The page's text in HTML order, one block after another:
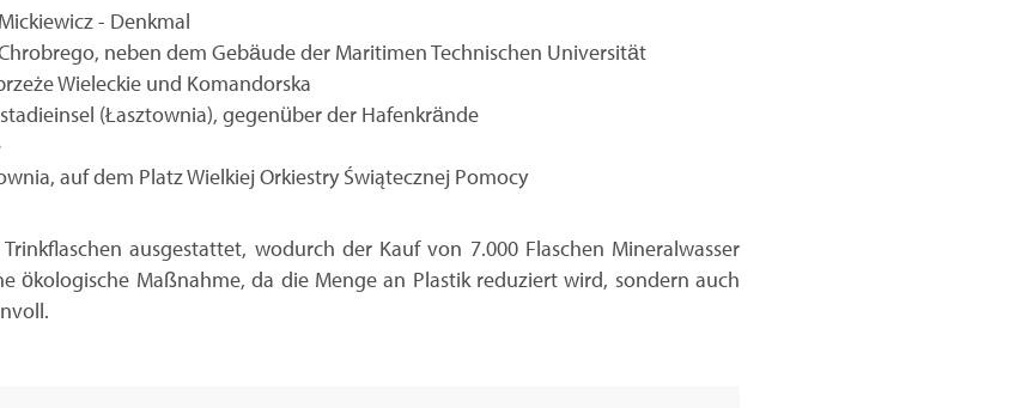
- Denkmal
Chrobrego, neben dem Gebäude der Maritimen Technischen Universität
Wieleckie und Komandorska
(Łasztownia), gegenüber der Hafenkrände
auf dem Platz Wielkiej Orkiestry Świątecznej Pomocy
ausgestattet, wodurch der Kauf von 7.000 Flaschen Mineralwasser
ökologische Maßnahme, da die Menge an Plastik reduziert wird, sondern auch